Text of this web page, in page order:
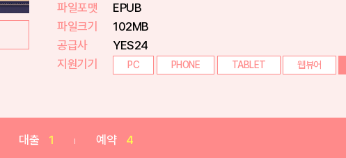
파일포맷
EPUB
파일크기
102MB
공급사
YES24
지원기기
PC PHONE TABLET 웹뷰어
대출 1 예약 4